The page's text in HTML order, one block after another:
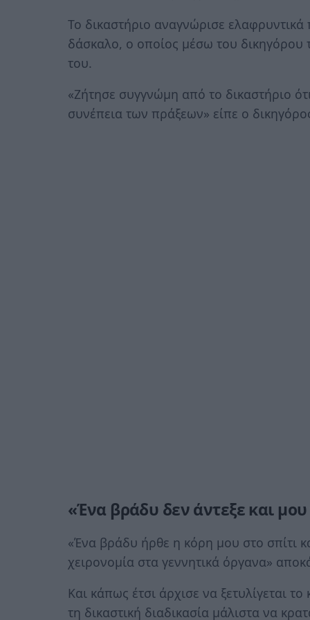
Το δικαστήριο αναγνώρισε
δάσκαλο, ο οποίος μέσω του δικηγόρου
του.
«Ζήτησε συγγνώμη από το δικαστήριο
συνέπεια των πράξεων» είπε ο
«Ένα βράδυ δεν άντεξε και
«Ένα βράδυ ήρθε η κόρη μου στο σπίτι
χειρονομία στα γεννητικά όργανα»
Και κάπως έτσι άρχισε να ξετυλίγεται
τη δικαστική διαδικασία μάλιστα να